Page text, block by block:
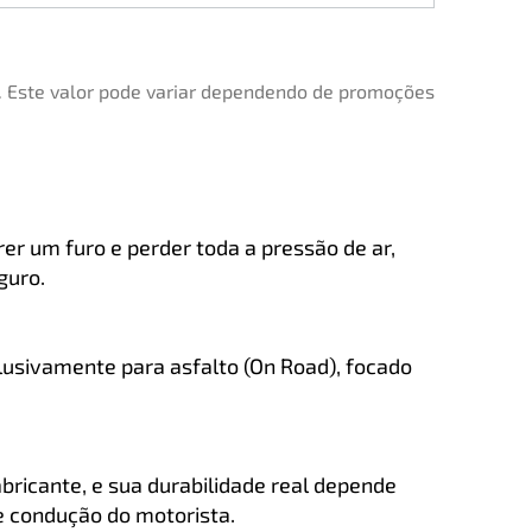
valor pode variar dependendo de promoções
um furo e perder toda a pressão de ar,
para asfalto (On Road), focado
e sua durabilidade real depende
do motorista.